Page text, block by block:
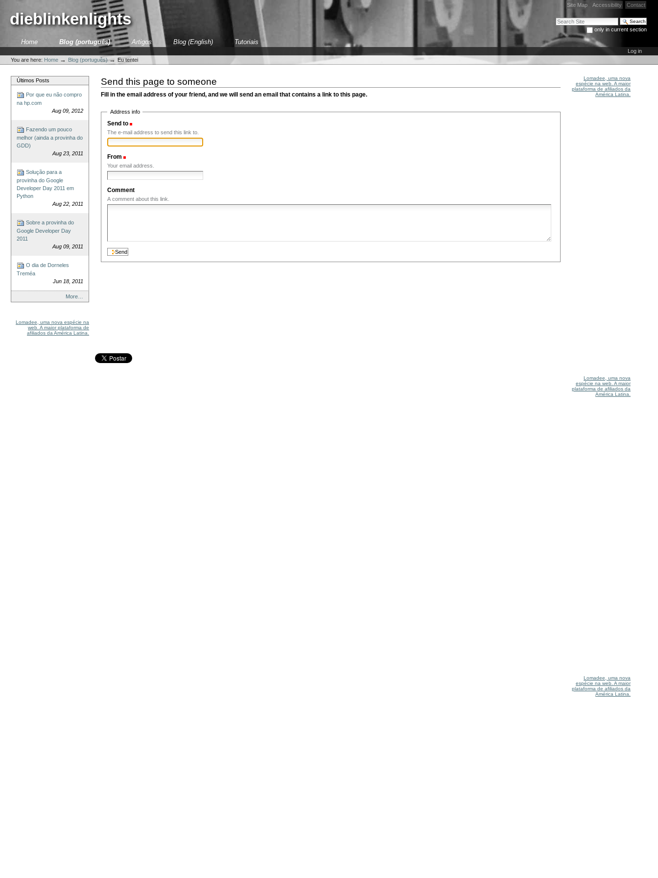
content.
Site Map Accessibility Contact
Search Site
only in current section
Advanced Search…
dieblinkenlights
SectionsHome Blog (português) Artigos Blog (English) Tutoriais
tools
Log in
You are here: Home → Blog (português) →Eu tentei
Últimos Posts
Por que eu não compro
na hp.com
Aug 09, 2012
Fazendo um pouco
melhor (ainda a provinha do
GDD)
Aug 23, 2011
Solução para a
provinha do Google
Developer Day 2011 em
Python
Aug 22, 2011
Sobre a provinha do
Google Developer Day
2011
Aug 09, 2011
O dia de Dorneles
Treméa
Jun 18, 2011
More…
Lomadee, uma nova espécie na
web. A maior plataforma de
afiliados da América Latina.
Send this page to someone
Fill in the email address of your friend, and we will send an email that contains a link to this page.
Address info
Send to
The e-mail address to send this link to.
From
Your email address.
Comment
A comment about this link.
Lomadee, uma nova
espécie na web. A maior
plataforma de afiliados da
América Latina.
Lomadee, uma nova
espécie na web. A maior
plataforma de afiliados da
América Latina.
Lomadee, uma nova
espécie na web. A maior
plataforma de afiliados da
América Latina.